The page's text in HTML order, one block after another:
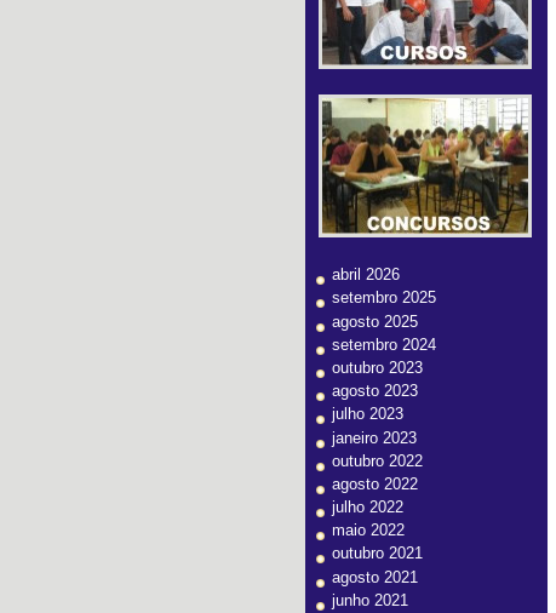
abril 2026
setembro 2025
agosto 2025
setembro 2024
outubro 2023
agosto 2023
julho 2023
janeiro 2023
outubro 2022
agosto 2022
julho 2022
maio 2022
outubro 2021
agosto 2021
junho 2021